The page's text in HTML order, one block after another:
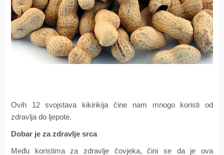
Ovih 12 svojstava kikirikija čine nam mnogo koristi od
zdravlja do ljepote.
Dobar je za zdravlje srca
Među koristima za zdravlje čovjeka, čini se da je ova